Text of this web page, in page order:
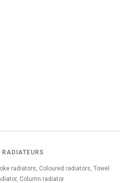
RADIATEURS
radiators, Coloured radiators, Towel
Column radiator